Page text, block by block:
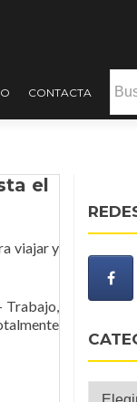
CONTACTA
el
viajar y
Trabajo,